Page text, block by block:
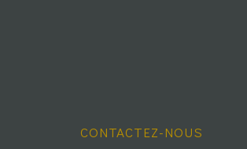
CONTACTEZ-NOUS